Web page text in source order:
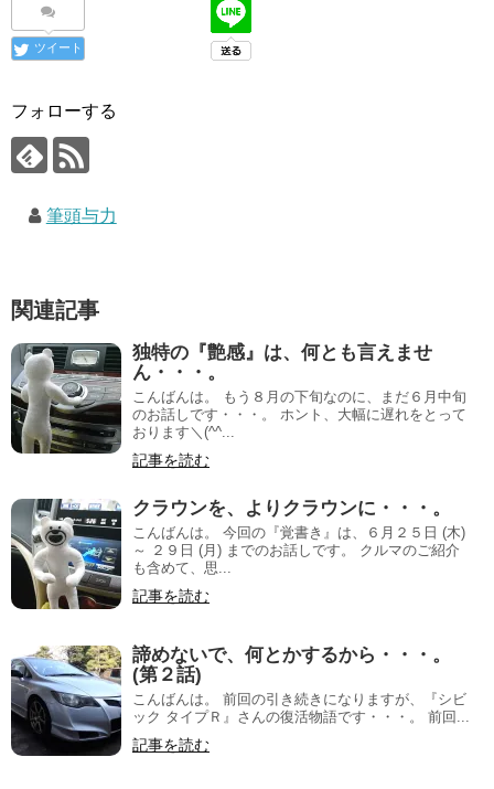
ツイート
フォローする
筆頭与力
関連記事
独特の『艶感』は、何とも言えませ
ん・・・。
こんばんは。 もう８月の下旬なのに、まだ６月中旬
のお話しです・・・。 ホント、大幅に遅れをとって
おります＼(^^...
記事を読む
クラウンを、よりクラウンに・・・。
こんばんは。 今回の『覚書き』は、６月２５日 (木)
～ ２９日 (月) までのお話しです。 クルマのご紹介
も含めて、思...
記事を読む
諦めないで、何とかするから・・・。
(第２話)
こんばんは。 前回の引き続きになりますが、『シビ
ック タイプＲ』さんの復活物語です・・・。 前回...
記事を読む